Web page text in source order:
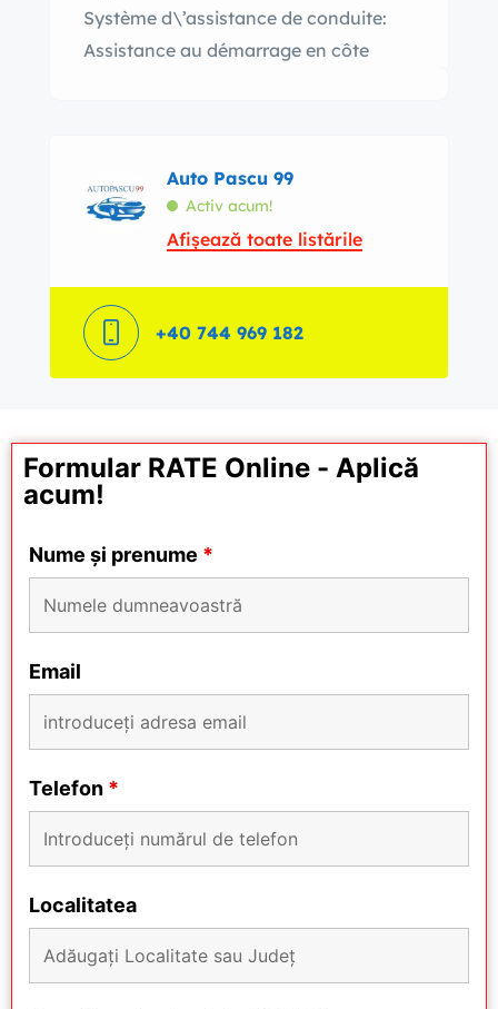
Système d\’assistance de conduite:
Assistance au démarrage en côte
Auto Pascu 99
Activ acum!
Afișează toate listările
+40 744 969 182
Formular RATE Online - Aplică
acum!
Nume și prenume *
Email
Telefon *
Localitatea